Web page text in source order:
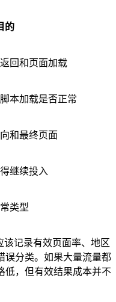
的
回和页面加载
本加载是否正常
和最终页面
继续投入
类型
该记录有效页面率、地区
误分类。如果大量流量都
低，但有效结果成本并不